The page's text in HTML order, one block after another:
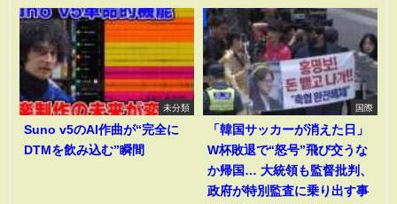
未分類
Suno v5のAI作曲が“完全に
DTMを飲み込む”瞬間
国際
「韓国サッカーが消えた日」
W杯敗退で“怒号”飛び交うな
か帰国… 大統領も監督批判、
政府が特別監査に乗り出す事